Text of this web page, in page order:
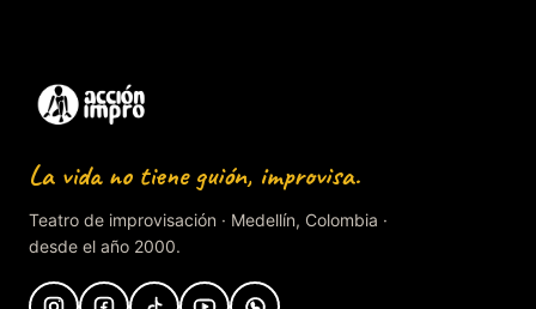
La vida no tiene guión, improvisa.
Teatro de improvisación · Medellín, Colombia ·
desde el año 2000.